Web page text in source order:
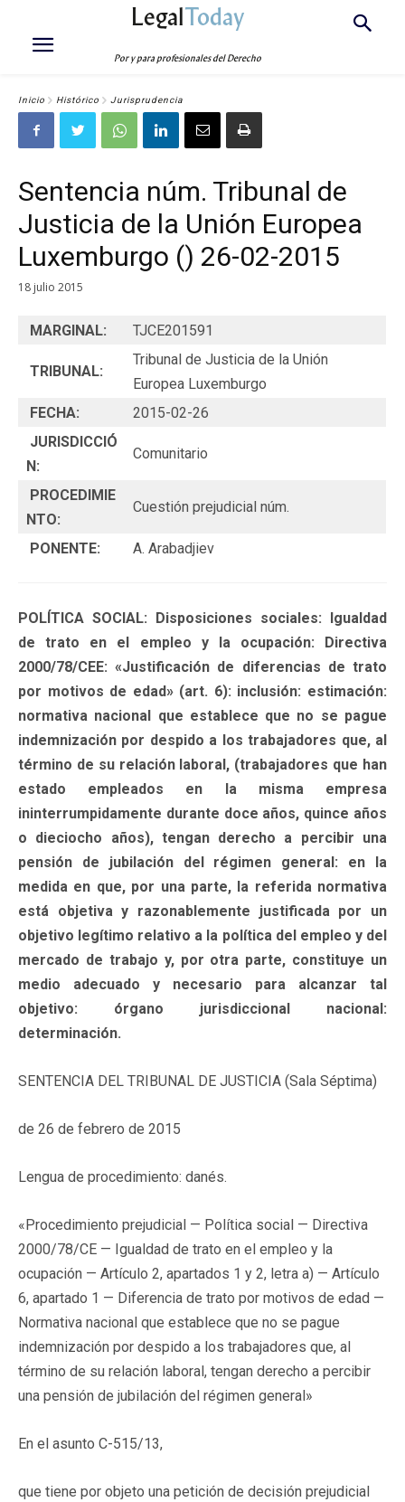
LegalToday
Por y para profesionales del Derecho
Inicio Histórico Jurisprudencia
Sentencia núm. Tribunal de
Justicia de la Unión Europea
Luxemburgo () 26-02-2015
18 julio 2015
MARGINAL: TJCE201591
TRIBUNAL:
Tribunal de Justicia de la Unión
Europea Luxemburgo
FECHA:
2015-02-26
JURISDICCIÓ
N:
Comunitario
PROCEDIMIE
NTO:
Cuestión prejudicial núm.
PONENTE: A. Arabadjiev
POLÍTICA SOCIAL: Disposiciones sociales: Igualdad
de trato en el empleo y la ocupación: Directiva
2000/78/CEE: «Justificación de diferencias de trato
por motivos de edad» (art. 6): inclusión: estimación:
normativa nacional que establece que no se pague
indemnización por despido a los trabajadores que, al
término de su relación laboral, (trabajadores que han
estado empleados en la misma empresa
ininterrumpidamente durante doce años, quince años
o dieciocho años), tengan derecho a percibir una
pensión de jubilación del régimen general: en la
medida en que, por una parte, la referida normativa
está objetiva y razonablemente justificada por un
objetivo legítimo relativo a la política del empleo y del
mercado de trabajo y, por otra parte, constituye un
medio adecuado y necesario para alcanzar tal
objetivo: órgano jurisdiccional nacional:
determinación.
SENTENCIA DEL TRIBUNAL DE JUSTICIA (Sala Séptima)
de 26 de febrero de 2015
Lengua de procedimiento: danés.
«Procedimiento prejudicial — Política social — Directiva
2000/78/CE — Igualdad de trato en el empleo y la
ocupación — Artículo 2, apartados 1 y 2, letra a) — Artículo
6, apartado 1 — Diferencia de trato por motivos de edad —
Normativa nacional que establece que no se pague
indemnización por despido a los trabajadores que, al
término de su relación laboral, tengan derecho a percibir
una pensión de jubilación del régimen general»
En el asunto C-515/13,
que tiene por objeto una petición de decisión prejudicial